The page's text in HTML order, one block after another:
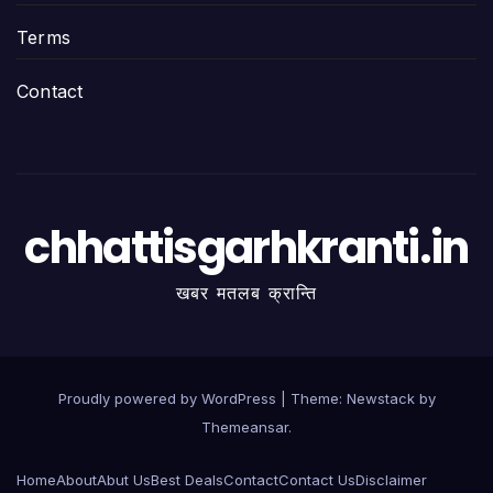
Terms
Contact
chhattisgarhkranti.in
खबर मतलब क्रान्ति
Proudly powered by WordPress Theme: Newstackby
Themeansar.
HomeAboutAbut UsBest DealsContactContact UsDisclaimer